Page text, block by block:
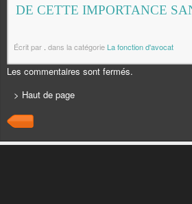
DE CETTE IMPORTANCE
Écrit par dans la catégorie La fonction d'avocat
Les commentaires sont fermés.
> Haut de page